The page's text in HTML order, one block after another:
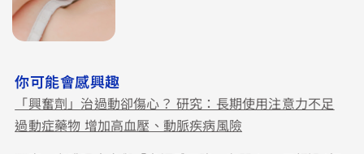
你可能會感興趣
「興奮劑」治過動卻傷心？ 研究：長期使用注意力不足
過動症藥物 增加高血壓、動脈疾病風險